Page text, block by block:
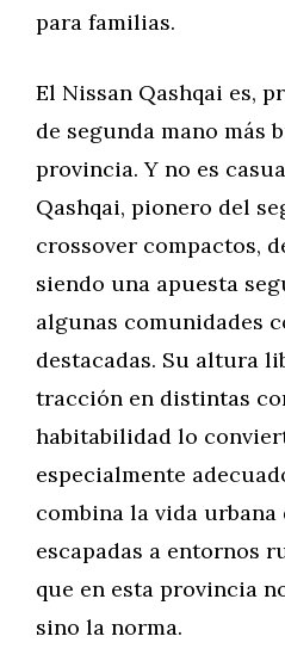
para familias.
El Nissan Qashqai es,
de segunda mano más
provincia. Y no es
Qashqai, pionero del
crossover compactos,
siendo una apuesta
algunas comunidades
destacadas. Su altura
tracción en distintas
habitabilidad lo
especialmente
combina la vida urbana
escapadas a entornos
que en esta provincia
sino la norma.